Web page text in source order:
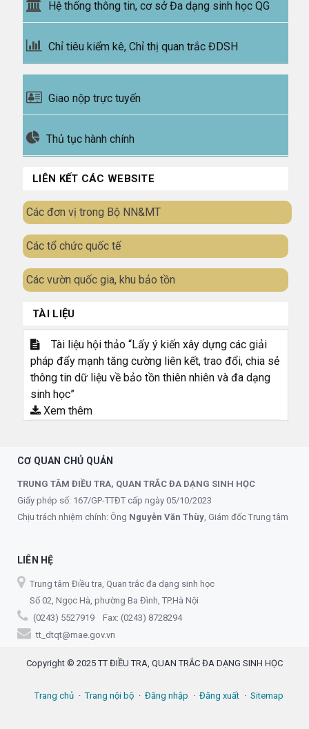
Hệ thống thông tin, cơ sở Đa dạng sinh học QG
Chỉ tiêu kiểm kê, Chỉ thị quan trắc ĐDSH
Giao nộp trực tuyến
Thủ tục hành chính
LIÊN KẾT CÁC WEBSITE
Các đơn vị trong Bộ NN&MT
Các tổ chức quốc tế
Các vườn quốc gia, khu bảo tồn
TÀI LIỆU
Tài liệu hội thảo “Lấy ý kiến xây dựng các giải
pháp đẩy mạnh tăng cường liên kết, trao đổi, chia sẻ
thông tin dữ liệu về bảo tồn thiên nhiên và đa dạng
sinh học”
Xem thêm
CƠ QUAN CHỦ QUẢN
TRUNG TÂM ĐIỀU TRA, QUAN TRẮC ĐA DẠNG SINH HỌC
Giấy phép số: 167/GP-TTĐT cấp ngày 05/10/2023
Chịu trách nhiệm chính: Ông Nguyễn Văn Thùy , Giám đốc Trung tâm
LIÊN HỆ
Trung tâm Điều tra, Quan trắc đa dạng sinh học
Số 02, Ngọc Hà, phường Ba Đình, TP.Hà Nội
(0243) 5527919 Fax: (0243) 8728294
tt_dtqt@mae.gov.vn
Copyright © 2025 TT ĐIỀU TRA, QUAN TRẮC ĐA DẠNG SINH HỌC
Trang chủ Trang nội bộ Đăng nhập Đăng xuất Sitemap